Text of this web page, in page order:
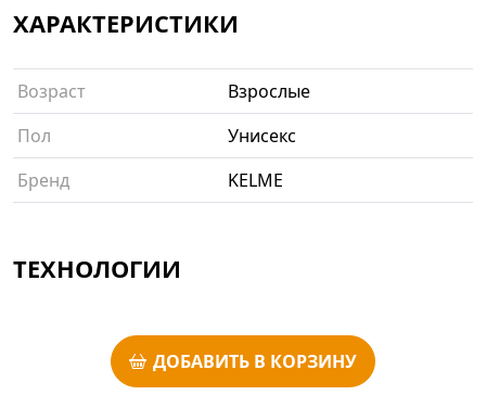
ХАРАКТЕРИСТИКИ
Возраст
Взрослые
Пол
Унисекс
Бренд
KELME
ТЕХНОЛОГИИ
ДОБАВИТЬ В КОРЗИНУ